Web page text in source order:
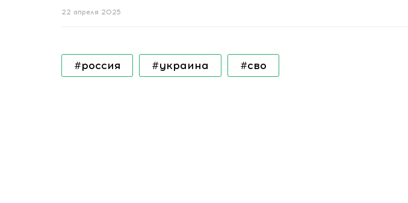
22 апреля 2025
#россия #украина #сво